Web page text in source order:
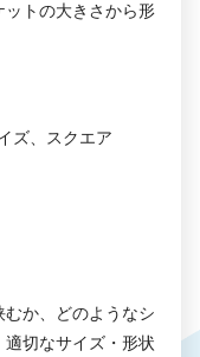
トの大きさから形
ズ、スクエア
か、どのようなシ
切なサイズ・形状